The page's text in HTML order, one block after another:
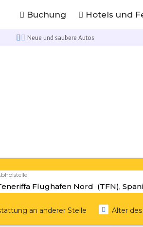
Buchung Hotels und
Neue und saubere Autos
an anderer Stelle Alter